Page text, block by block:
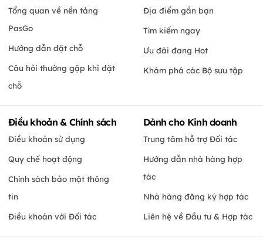
Tổng quan về nền tảng
PasGo
Hướng dẫn đặt chỗ
Câu hỏi thường gặp khi đặt
chỗ
Địa điểm gần bạn
Tìm kiếm ngay
Ưu đãi đang Hot
Khám phá các Bộ sưu tập
Điều khoản & Chính sách
Điều khoản sử dụng
Quy chế hoạt động
Chính sách bảo mật thông
tin
Điều khoản với Đối tác
Dành cho Kinh doanh
Trung tâm hỗ trợ Đối tác
Hướng dẫn nhà hàng hợp
tác
Nhà hàng đăng ký hợp tác
Liên hệ về Đầu tư & Hợp tác